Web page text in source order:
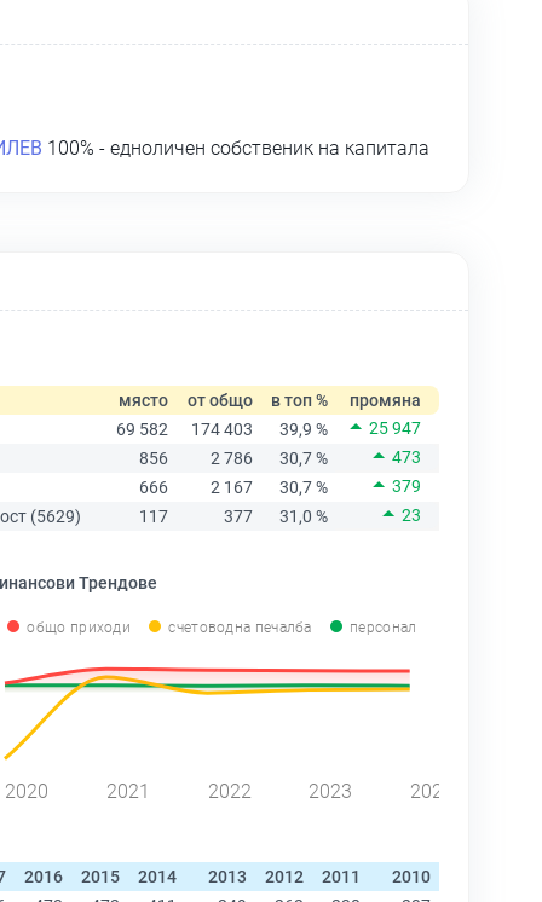
100% - едноличен собственик на капитала
място от общо в топ %
промяна
69 582
174 403 39,9 %
25 947
856
2 786 30,7 %
473
666
2 167 30,7 %
379
(5629)
117 377 31,0 % 23
Трендове
общо приходи счетоводна печалба персонал
2020 2021 2022 2023 2024
2016 2015 2014 2013 2012 2011 2010